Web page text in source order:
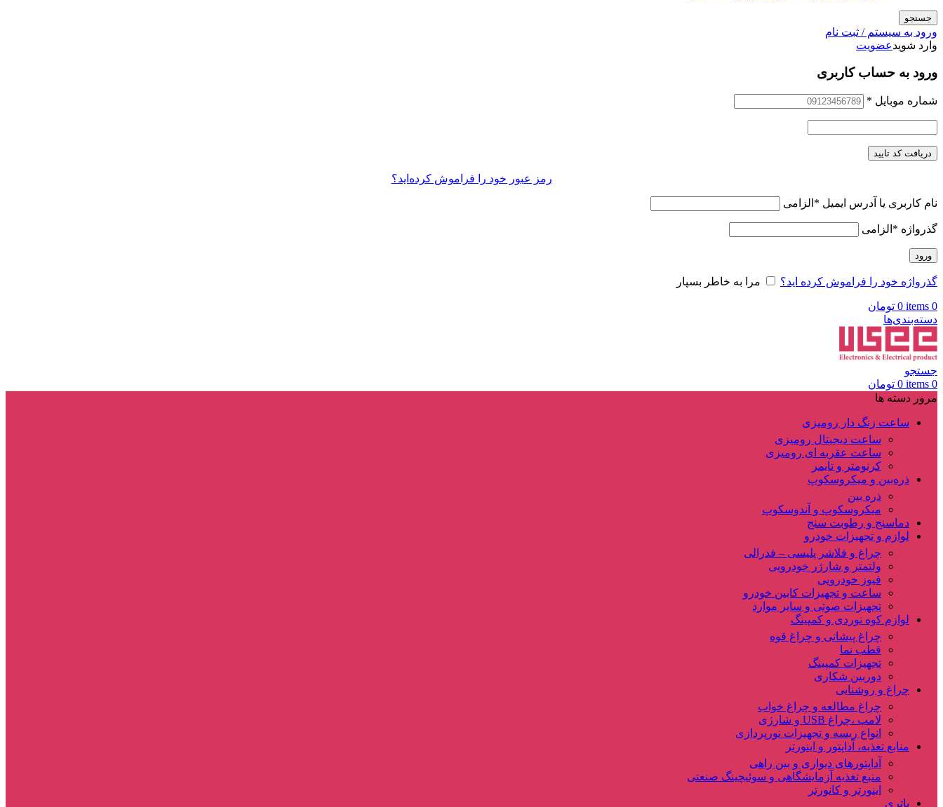
جستجو
ورود به سیستم / ثبت نام
وارد شویدعضویت
ورود به حساب کاربری
شماره موبایل *
دریافت کد تایید
رمز عبور خود را فراموش کرده‌اید؟
نام کاربری یا آدرس ایمیل * الزامی
گذرواژه * الزامی
ورود
گذرواژه خود را فراموش کرده اید؟ مرا به خاطر بسپار
0
items
0 تومان
دسته‌بندی‌ها
جستجو
0
items
0 تومان
مرور دسته ها
ساعت زنگ دار رومیزی
ساعت دیجیتال رومیزی
ساعت عقربه ای رومیزی
کرنومتر و تایمر
ذره‌بین و میکروسکوپ
ذره بین
میکروسکوپ و آندوسکوپ
دماسنج و رطوبت سنج
لوازم و تجهیزات خودرو
چراغ و فلاشر پلیسی – فدرالی
ولتمتر و شارژر خودرویی
فیوز خودرویی
ساعت و تجهیزات کابین خودرو
تجهیزات صوتی و سایر موارد
لوازم کوه نوردی و کمپینگ
چراغ پیشانی و چراغ قوه
قطب نما
تجهیزات کمپینگ
دوربین شکاری
چراغ و روشنایی
چراغ مطالعه و چراغ خواب
لامپ ،چراغ USB و شارژی
انواع ریسه و تجهیزات نورپردازی
منابع تغذیه، آداپتور و اینورتر
آداپتورهای دیواری و بین راهی
منبع تغذیه آزمایشگاهی و سوئیچینگ صنعتی
اینورتر و کانورتر
باتری